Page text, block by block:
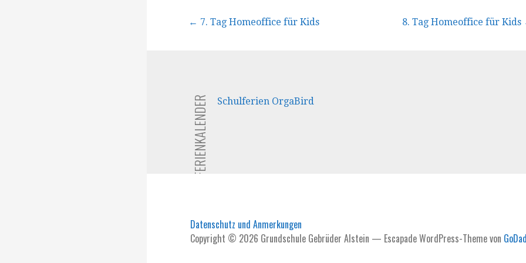
Beitragsnavigation
← 7. Tag Homeoffice für Kids 8. Tag Homeoffice für Kids
FERIENKALENDER Schulferien OrgaBird
Datenschutz und Anmerkungen
Copyright © 2026 Grundschule Gebrüder Alstein — Escapade WordPress-Theme von